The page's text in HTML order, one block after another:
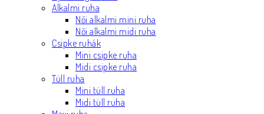
Alkalmi ruha
Női alkalmi mini ruha
Női alkalmi midi ruha
Csipke ruhák
Mini csipke ruha
Midi csipke ruha
Tüll ruha
Mini tüll ruha
Midi tüll ruha